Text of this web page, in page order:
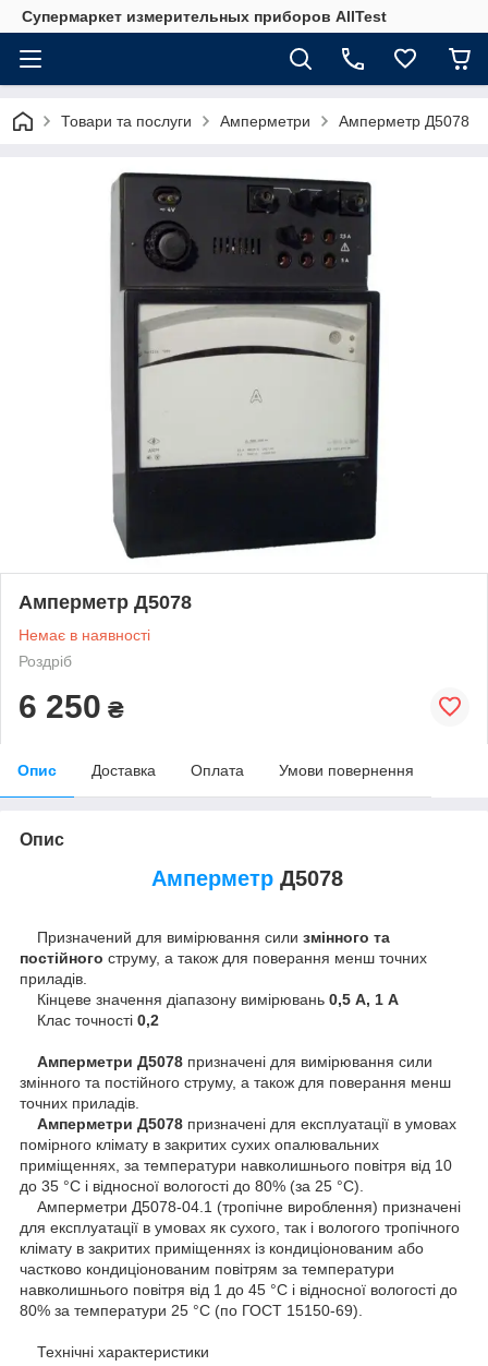
Супермаркет измерительных приборов AllTest
Товари та послуги Амперметри Амперметр Д5078
Амперметр Д5078
Немає в наявності
Роздріб
6 250 ₴
Опис Доставка Оплата Умови повернення
Опис
Амперметр Д5078
Призначений для вимірювання сили змінного та
постійного струму, а також для поверання менш точних
приладів.
Кінцеве значення діапазону вимірювань 0,5 А, 1 А
Клас точності 0,2
Амперметри Д5078 призначені для вимірювання сили
змінного та постійного струму, а також для поверання менш
точних приладів.
Амперметри Д5078 призначені для експлуатації в умовах
помірного клімату в закритих сухих опалювальних
приміщеннях, за температури навколишнього повітря від 10
до 35 °C і відносної вологості до 80% (за 25 °C).
Амперметри Д5078-04.1 (тропічне вироблення) призначені
для експлуатації в умовах як сухого, так і вологого тропічного
клімату в закритих приміщеннях із кондиціонованим або
частково кондиціонованим повітрям за температури
навколишнього повітря від 1 до 45 °C і відносної вологості до
80% за температури 25 °C (по ГОСТ 15150-69).
Технічні характеристики